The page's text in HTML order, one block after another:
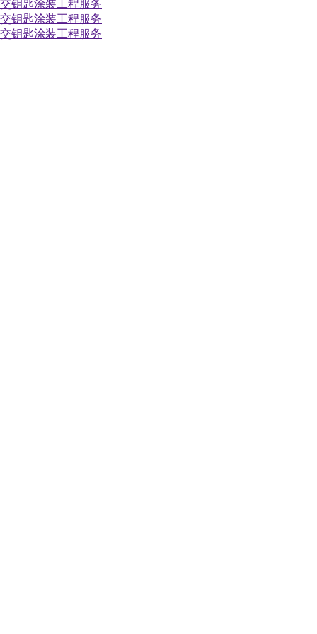
钥匙涂装工程服务
钥匙涂装工程服务
钥匙涂装工程服务